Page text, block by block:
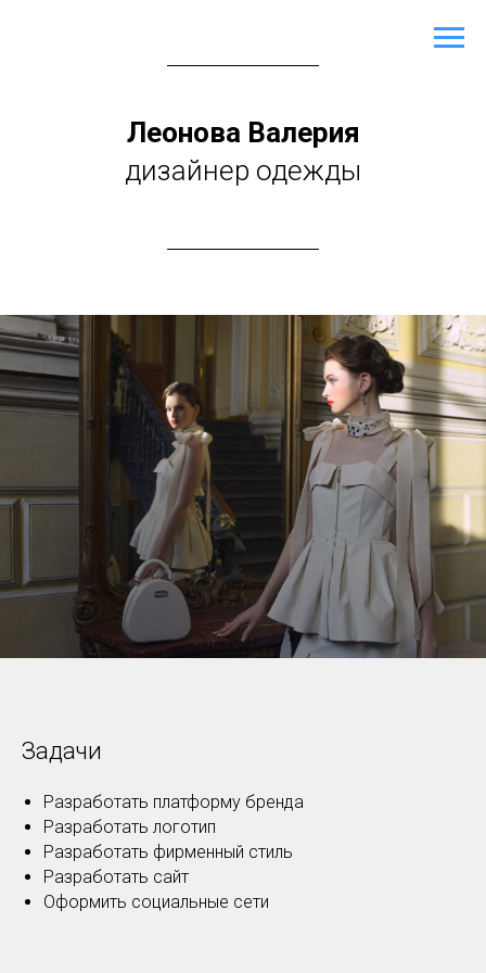
Леонова Валерия
дизайнер одежды
Задачи
Разработать платформу бренда
Разработать логотип
Разработать фирменный стиль
Разработать сайт
Оформить социальные сети